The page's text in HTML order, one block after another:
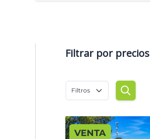
Filtrar por precios
Filtros
VENTA